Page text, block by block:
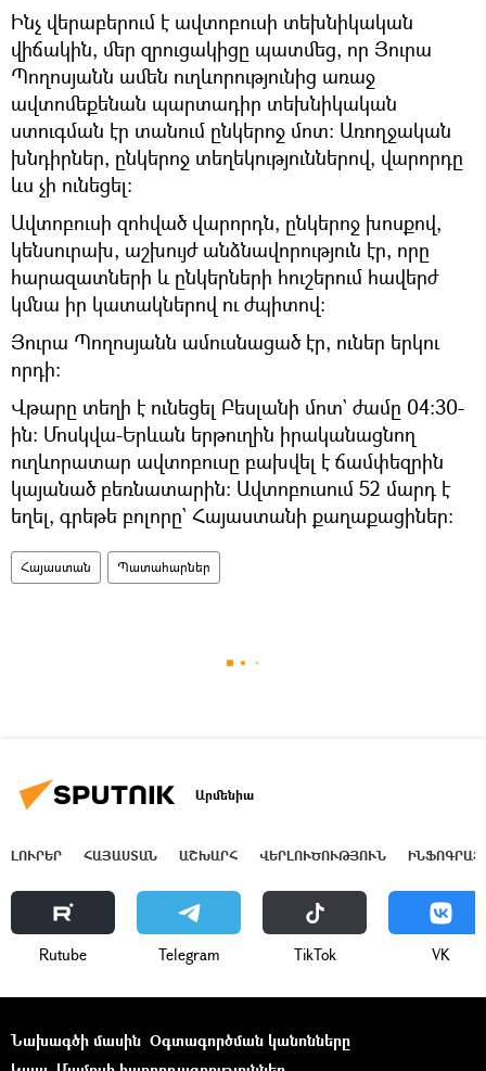
Ինչ վերաբերում է ավտոբուսի տեխնիկական
վիճակին, մեր զրուցակիցը պատմեց, որ Յուրա
Պողոսյանն ամեն ուղևորությունից առաջ
ավտոմեքենան պարտադիր տեխնիկական
ստուգման էր տանում ընկերոջ մոտ: Առողջական
խնդիրներ, ընկերոջ տեղեկություններով, վարորդը
ևս չի ունեցել:
Ավտոբուսի զոհված վարորդն, ընկերոջ խոսքով,
կենսուրախ, աշխույժ անձնավորություն էր, որը
հարազատների և ընկերների հուշերում հավերժ
կմնա իր կատակներով ու ժպիտով:
Յուրա Պողոսյանն ամուսնացած էր, ուներ երկու
որդի:
Վթարը տեղի է ունեցել Բեսլանի մոտ` ժամը 04:30-
ին։ Մոսկվա-Երևան երթուղին իրականացնող
ուղևորատար ավտոբուսը բախվել է ճամփեզրին
կայանած բեռնատարին։ Ավտոբուսում 52 մարդ է
եղել, գրեթե բոլորը` Հայաստանի քաղաքացիներ։
Հայաստան Պատահարներ
Արմենիա
ԼՈՒՐԵՐ ՀԱՅԱՍՏԱՆ ԱՇԽԱՐՀ ՎԵՐԼՈՒԾՈՒԹՅՈՒՆ
Rutube Telegram ТikТоk VK
Նախագծի մասին Օգտագործման կանոնները